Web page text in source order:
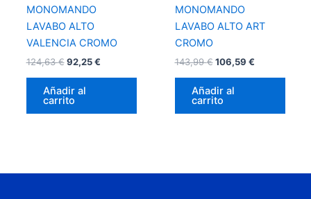
MONOMANDO
LAVABO ALTO
VALENCIA CROMO
124,63€ 92,25€
Añadir al
carrito
MONOMANDO
LAVABO ALTO ART
CROMO
143,99€ 106,59 €
Añadir al
carrito